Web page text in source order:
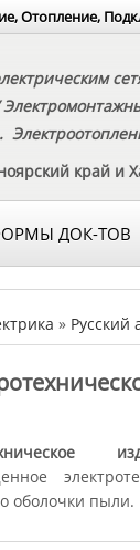
Отопление,
край и
ДОК-ТОВ
» Русский
оболочки пыли.